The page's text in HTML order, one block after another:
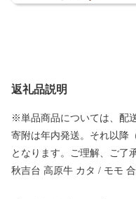
返礼品説明
※単品商品については、配
寄附は年内発送。それ以降
となります。ご理解、ご了
秋吉台 高原牛 カタ / モモ